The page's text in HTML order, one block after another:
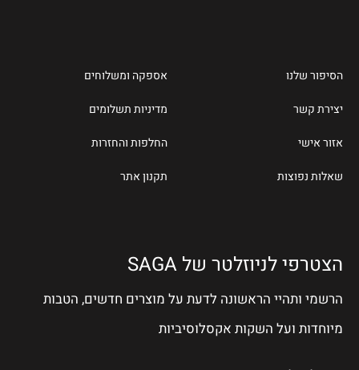
הסיפור שלנו
יצירת קשר
אזור אישי
שאלות נפוצות
אספקה ומשלוחים
מדיניות תשלומים
החלפות והחזרות
תקנון אתר
הצטרפי לניוזלטר של SAGA
הרשמי ותהיי הראשונה לדעת על מוצרים חדשים, הטבות
מיוחדות ועל השקות אקסלוסיביות